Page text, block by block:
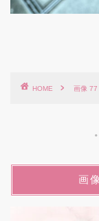
HOME 画像 77
画